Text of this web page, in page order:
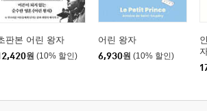
판본 어린 왕자
원 (10% 할인)
어린 왕자
6,930원 (10% 할인)